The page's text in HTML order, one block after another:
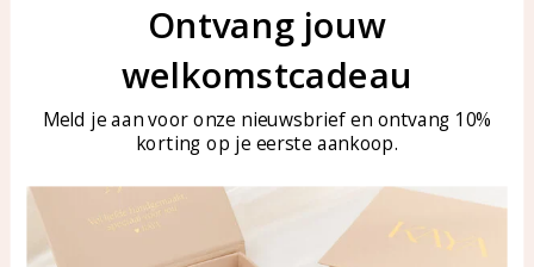
Veelgestelde vragen
Sieraden onderhouden
KAYA Sieraden
Bellen of WhatsApp Ma-Vr
tussen 09:00-17:00
Tel: 0850003187
WhatsApp: 0850003187
klantenservice@kayasierade
Ontvang jouw
welkomstcadeau
Meld je aan voor onze nieuwsbrief en ontvang 10%
korting op je eerste aankoop.